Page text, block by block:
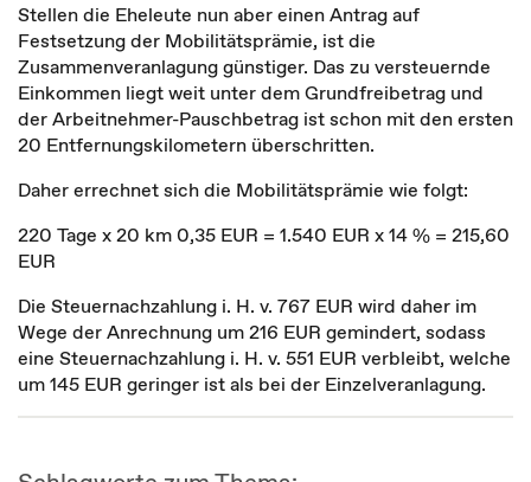
Stellen die Eheleute nun aber einen Antrag auf
Festsetzung der Mobilitätsprämie, ist die
Zusammenveranlagung günstiger. Das zu versteuernde
Einkommen liegt weit unter dem Grundfreibetrag und
der Arbeitnehmer-Pauschbetrag ist schon mit den ersten
20 Entfernungskilometern überschritten.
Daher errechnet sich die Mobilitätsprämie wie folgt:
220 Tage x 20 km 0,35 EUR = 1.540 EUR x 14 % = 215,60
EUR
Die Steuernachzahlung i. H. v. 767 EUR wird daher im
Wege der Anrechnung um 216 EUR gemindert, sodass
eine Steuernachzahlung i. H. v. 551 EUR verbleibt, welche
um 145 EUR geringer ist als bei der Einzelveranlagung.